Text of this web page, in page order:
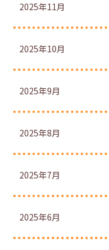
2025年11月
2025年10月
2025年9月
2025年8月
2025年7月
2025年6月